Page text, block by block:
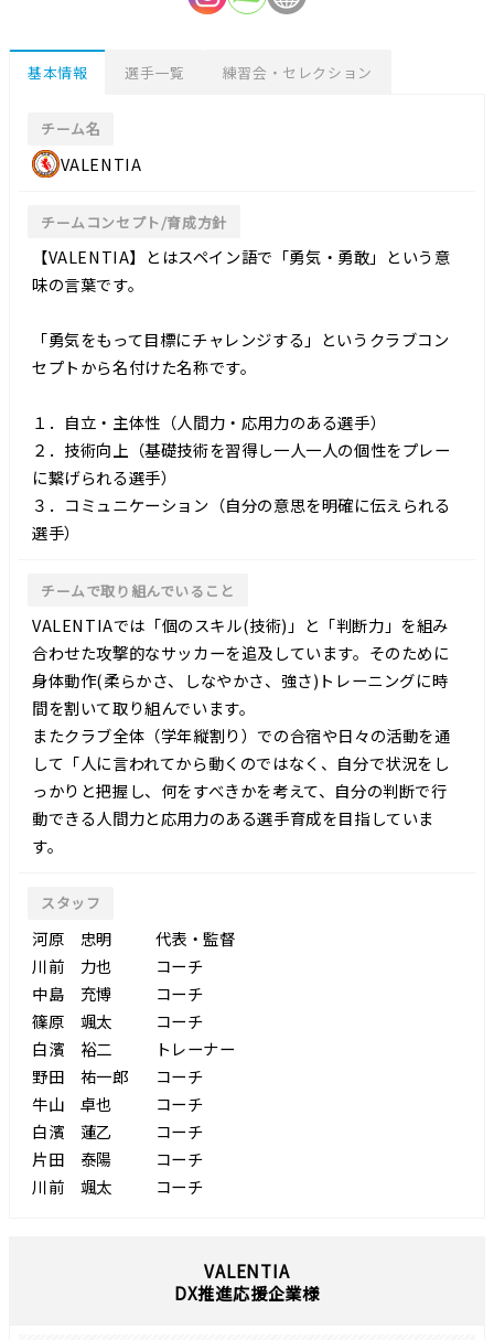
基本情報 選手一覧 練習会・セレクション
チーム名
VALENTIA
チームコンセプト/育成方針
【VALENTIA】とはスペイン語で「勇気・勇敢」という意
味の言葉です。
「勇気をもって目標にチャレンジする」というクラブコン
セプトから名付けた名称です。
１．自立・主体性（人間力・応用力のある選手）
２．技術向上（基礎技術を習得し一人一人の個性をプレー
に繋げられる選手）
３．コミュニケーション（自分の意思を明確に伝えられる
選手）
チームで取り組んでいること
VALENTIAでは「個のスキル(技術)」と「判断力」を組み
合わせた攻撃的なサッカーを追及しています。そのために
身体動作(柔らかさ、しなやかさ、強さ)トレーニングに時
間を割いて取り組んでいます。
またクラブ全体（学年縦割り）での合宿や日々の活動を通
して「人に言われてから動くのではなく、自分で状況をし
っかりと把握し、何をすべきかを考えて、自分の判断で行
動できる人間力と応用力のある選手育成を目指していま
す。
スタッフ
河原 忠明
代表・監督
川前 力也
コーチ
中島 充博
コーチ
篠原 颯太
コーチ
白濱 裕二
トレーナー
野田 祐一郎
コーチ
牛山 卓也
コーチ
白濱 蓮乙
コーチ
片田 泰陽
コーチ
川前 颯太
コーチ
VALENTIA
DX推進応援企業様